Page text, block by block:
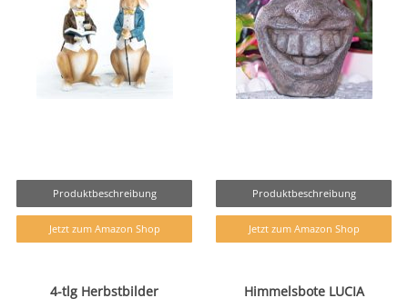
Produktbeschreibung
Jetzt zum Amazon Shop
Produktbeschreibung
Jetzt zum Amazon Shop
4-tlg Herbstbilder Himmelsbote LUCIA